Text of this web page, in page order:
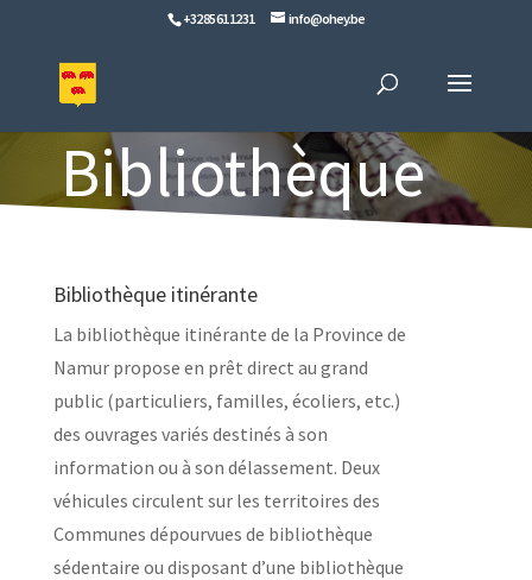
+32 85 61 12 31 info@ohey.be
Bibliothèque
Bibliothèque itinérante
La bibliothèque itinérante de la Province de
Namur propose en prêt direct au grand
public (particuliers, familles, écoliers, etc.)
des ouvrages variés destinés à son
information ou à son délassement. Deux
véhicules circulent sur les territoires des
Communes dépourvues de bibliothèque
sédentaire ou disposant d’une bibliothèque